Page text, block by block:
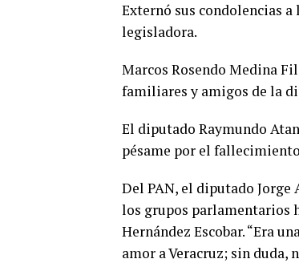
Externó sus condolencias
legisladora.
Marcos Rosendo Medina
familiares y amigos de la
El diputado Raymundo
pésame por el
Del PAN, el diputado Jorge
los grupos parlamentarios
Hernández Escobar. “Era
amor a Veracruz; sin duda,